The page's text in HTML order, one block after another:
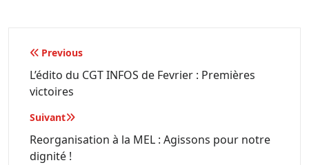
Navigation
de
l’article
Previous
L’édito du CGT INFOS de Fevrier : Premières
victoires
Suivant
Reorganisation à la MEL : Agissons pour notre
dignité !